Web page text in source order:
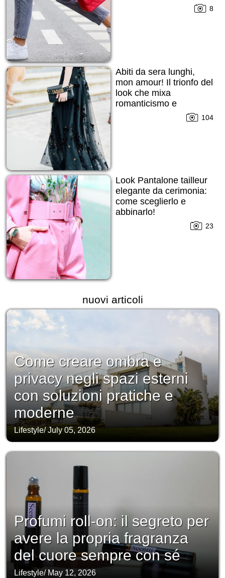
8
Abiti da sera lunghi,
mon amour! Il trionfo del
look che mixa
romanticismo e
104
Look Pantalone tailleur
elegante da cerimonia:
come sceglierlo e
abbinarlo!
23
nuovi articoli
Come creare ombra e
privacy negli spazi esterni
con soluzioni pratiche e
moderne
Lifestyle/July 05, 2026
Profumi roll-on: il segreto per
avere la propria fragranza
del cuore sempre con sé
Lifestyle/ May 12, 2026